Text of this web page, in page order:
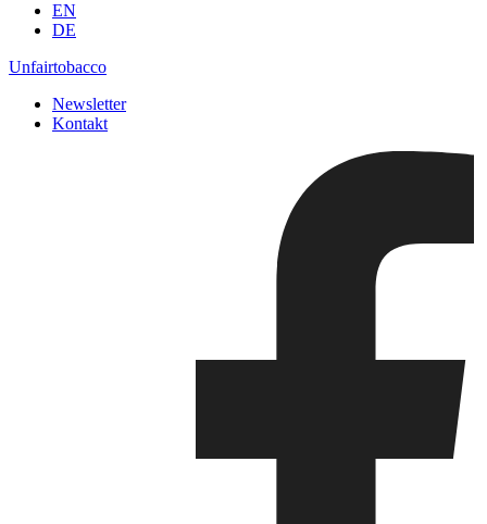
EN
DE
Unfairtobacco
Newsletter
Kontakt